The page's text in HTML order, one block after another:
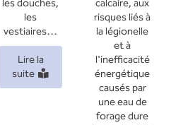
les douches,
les
vestiaires…
Lire la
suite
calcaire, aux
risques liés à
la légionelle
et à
l'inefficacité
énergétique
causés par
une eau de
forage dure